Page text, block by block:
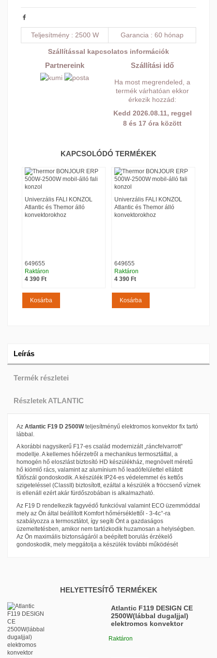
Teljesítmény 2500 W Garancia 60 hónap
Szállítással kapcsolatos információk
Partnereink Szállítási idő
Ha most megrendeled, a
termék várhatóan ekkor
érkezik hozzád:
Kedd 2026.08.11, reggel
8 és 17 óra között
KAPCSOLÓDÓ TERMÉKEK
Univerzális FALI KONZOL
Atlantic és Themor álló
konvektorokhoz
649655
Raktáron
Ár
4 390 Ft
Kosárba
Univerzális FALI KONZOL
Atlantic és Themor álló
konvektorokhoz
649655
Raktáron
Ár
4 390 Ft
Kosárba
Leírás
Termék részletei
Részletek ATLANTIC
Az Atlantic F19 D 2500Wteljesítményű elektromos konvektor fix tartó
lábbal.
A korábbi nagysikerű F17-es család modernizált „ráncfelvarrott”
modellje. A kellemes hőérzetről a mechanikus termosztáttal, a
homogén hő eloszlást biztosító HD készülékház, megnövelt méretű
hő kiömlő rács, valamint az alumínium hő leadófelülettel ellátott
fűtőszál gondoskodik. A készülék IP24-es védelemmel és kettős
szigeteléssel (ClassII) biztosított, ezáltal a készülék a fröccsenő víznek
is ellenáll ezért akár fürdőszobában is alkalmazható.
Az F19 D rendelkezik fagyvédő funkcióval valamint ECO üzemmóddal
mely az Ön által beállított Komfort hőmérséklettől - 3-4c°-ra
szabályozza a termosztátot, így segíti Önt a gazdaságos
üzemeltetésben, amikor nem tartózkodik huzamosan a helyiségben.
Az Ön maximális biztonságáról a beépített borulás érzékelő
gondoskodik, mely meggátolja a készülék további működését
Dugvilla
Rendeltetés Vizes helyiségbe is
Álló
Méretek (magasság x szélesség
x mélység)
461 x 909 x 114 mm
kellemes meleget otthonunkban. Amennyiben egy
keresel a fűtésre, akkor az Atlantic fűtőpanelek nem
okoznak csalódást számodra.
Ezek a lapos, vékony készülékek elektromos panelekből
állnak - innen ered az elnevezésük is - a működésük
pedig nagyon hatékony, ugyanis képesek arra, hogy a
HELYETTESÍTŐ TERMÉKEK
Atlantic F119 DESIGN CE
2500W(lábbal dugaljjal)
elektromos konvektor
Raktáron